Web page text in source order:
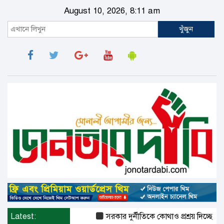
August 10, 2026, 8:11 am
খুঁজুন
Latest: সরকার দুর্নীতিকে কোথাও প্রশ্রয় দিচ্ছে না